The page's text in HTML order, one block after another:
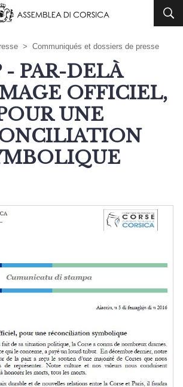
> Communiqués et dossiers de presse
- PAR-DELÀ
OFFICIEL,
UNE